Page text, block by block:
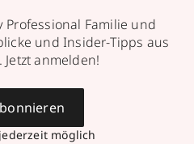
Professional Familie und
und Insider-Tipps aus
anmelden!
möglich